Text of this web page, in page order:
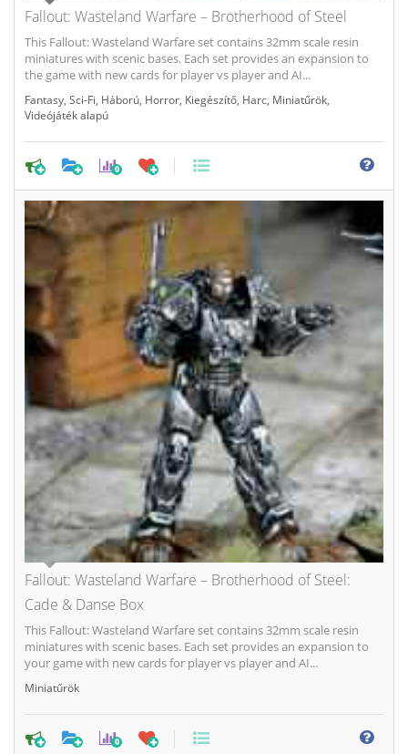
Fallout: Wasteland Warfare – Brotherhood of Steel
This Fallout: Wasteland Warfare set contains 32mm scale resin
miniatures with scenic bases. Each set provides an expansion to
the game with new cards for player vs player and AI...
Fantasy Sci-Fi Háború Horror Kiegészítő Harc Miniatűrök
Videójáték alapú
0
Fallout: Wasteland Warfare – Brotherhood of Steel:
Cade & Danse Box
This Fallout: Wasteland Warfare set contains 32mm scale resin
miniatures with scenic bases. Each set provides an expansion to
your game with new cards for player vs player and AI...
Miniatűrök
0